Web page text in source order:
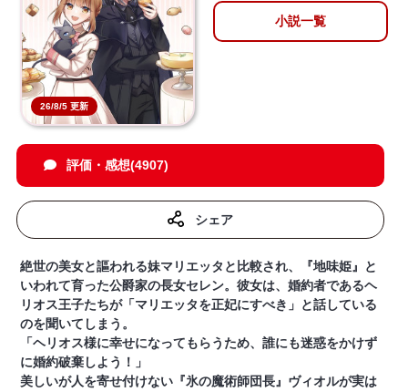
26/8/5 更新
小説一覧
評価・感想(4907)
シェア
絶世の美女と謳われる妹マリエッタと比較され、『地味姫』と
いわれて育った公爵家の長女セレン。彼女は、婚約者であるヘ
リオス王子たちが「マリエッタを正妃にすべき」と話している
のを聞いてしまう。
「ヘリオス様に幸せになってもらうため、誰にも迷惑をかけず
に婚約破棄しよう！」
美しいが人を寄せ付けない『氷の魔術師団長』ヴィオルが実は